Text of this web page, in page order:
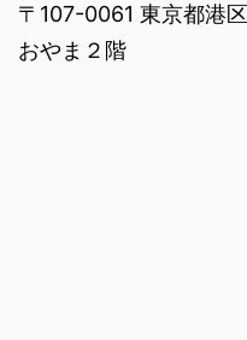
〒107-0061 東京都港
おやま２階